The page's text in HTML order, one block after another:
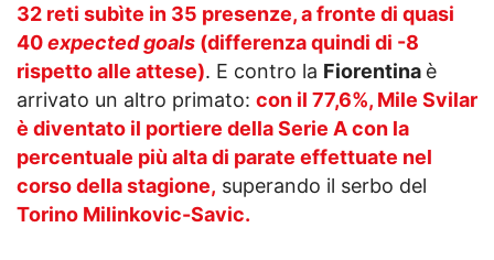
32 reti subìte in 35 presenze, a fronte di quasi
40expected goals (differenza quindi di -8
rispetto alle attese). E contro la Fiorentina è
arrivato un altro primato: con il 77,6%, Mile Svilar
è diventato il portiere della Serie A con la
percentuale più alta di parate effettuate nel
corso della stagione, superando il serbo del
Torino Milinkovic-Savic.